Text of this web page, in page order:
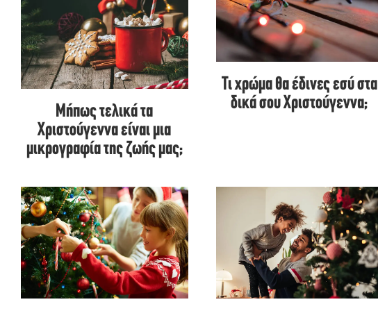
Μήπως τελικά τα
Χριστούγεννα είναι μια
μικρογραφία της ζωής μας;
Τι χρώμα θα έδινες εσύ στα
δικά σου Χριστούγεννα;